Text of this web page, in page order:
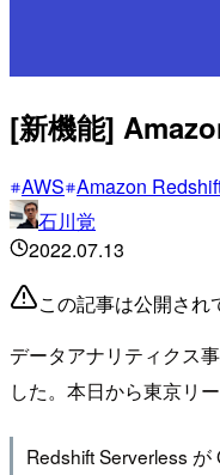
[新機能]
AWS Amazon
石川覚
2022.07.13
この記事は公開され
データアナリティクス
した。本日から東京リ
Redshift Serverless